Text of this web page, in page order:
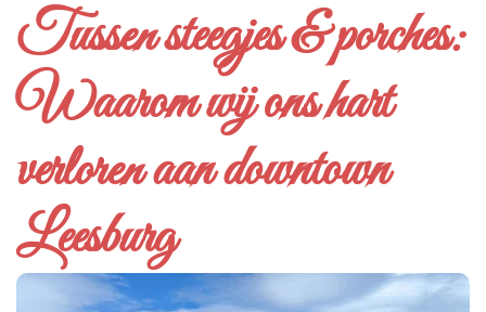
Tussen steegjes & porches:
Waarom wij ons hart
verloren aan downtown
Leesburg